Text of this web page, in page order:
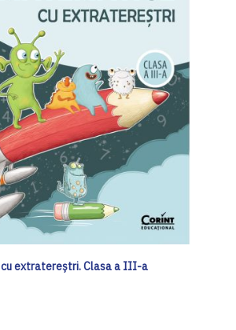
extratereștri. Clasa a III-a